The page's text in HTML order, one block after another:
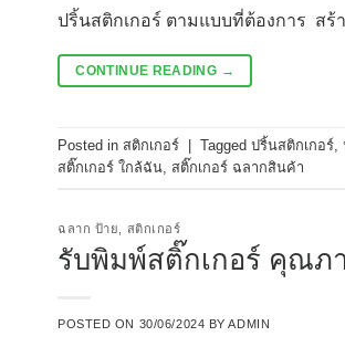
ปริ้นสติกเกอร์ ตามแบบที่ต้องการ สร้า
CONTINUE READING →
Posted in สติกเกอร์ Tagged ปริ้นสติกเกอร์,
สติ๊กเกอร์ ใกล้ฉัน, สติ๊กเกอร์ ฉลากสินค้า
ฉลาก ป้าย สติกเกอร์
รับพิมพ์สติ๊กเกอร์ คุณภ
POSTED ON 30/06/2024 BYADMIN